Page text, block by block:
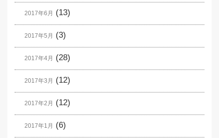
2017年6月 (13)
2017年5月 (3)
2017年4月 (28)
2017年3月 (12)
2017年2月 (12)
2017年1月 (6)